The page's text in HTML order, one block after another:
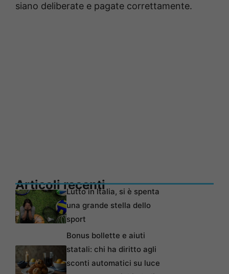
siano deliberate e pagate correttamente.
Articoli recentiLutto in Italia, si è spenta
una grande stella dello
sport
Bonus bollette e aiuti
statali: chi ha diritto agli
sconti automatici su luce